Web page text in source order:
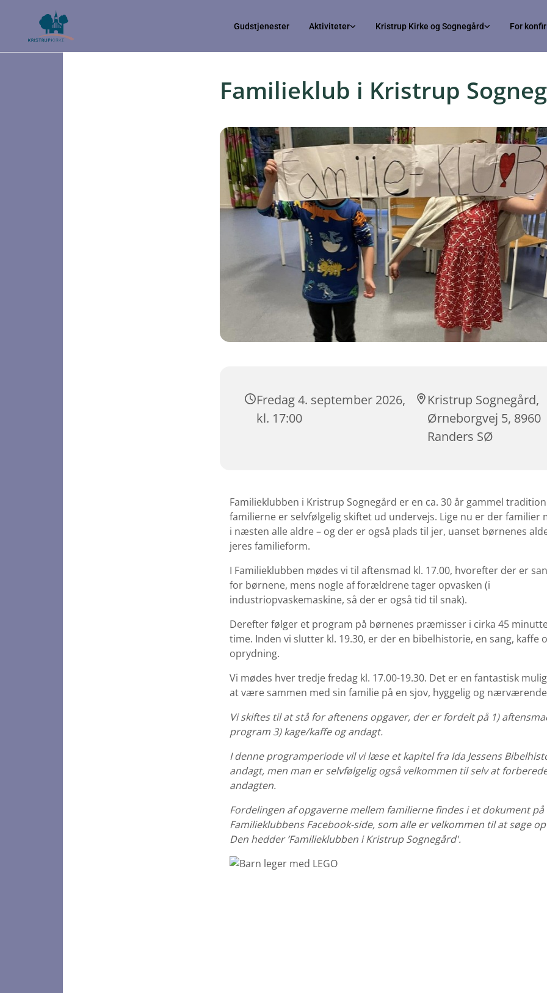
Gudstjenester Aktiviteter Kristrup Kirke og Sognegård For
Familieklub i Kristrup
Fredag 4. september 2026,
kl. 17:00
Kristrup Sognegård,
Ørneborgvej 5, 8960
Randers SØ
Familieklubben i Kristrup Sognegård er en ca. 30 år gammel
familierne er selvfølgelig skiftet ud undervejs. Lige nu er der familier
i næsten alle aldre – og der er også plads til jer, uanset børnenes
jeres familieform.
I Familieklubben mødes vi til aftensmad kl. 17.00, hvorefter der er
for børnene, mens nogle af forældrene tager opvasken (i
industriopvaskemaskine, så der er også tid til snak).
Derefter følger et program på børnenes præmisser i cirka 45
time. Inden vi slutter kl. 19.30, er der en bibelhistorie, en sang, kaffe
oprydning.
Vi mødes hver tredje fredag kl. 17.00-19.30. Det er en fantastisk
at være sammen med sin familie på en sjov, hyggelig og
Vi skiftes til at stå for aftenens opgaver, der er fordelt på 1)
program 3) kage/kaffe og andagt.
I denne programperiode vil vi læse et kapitel fra Ida Jessens
andagt, men man er selvfølgelig også velkommen til selv at
andagten.
Fordelingen af opgaverne mellem familierne findes i et dokument på
Familieklubbens Facebook-side, som alle er velkommen til at søge
Den hedder ’Familieklubben i Kristrup Sognegård'.